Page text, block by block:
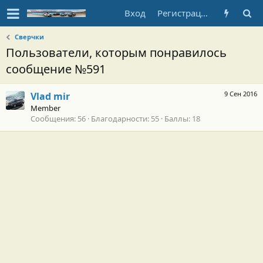
Вход Регистрация
Сверчки
Пользователи, которым понравилось
сообщение №591
9 Сен 2016
Vlad mir
Member
Сообщения 56 Благодарности 55 Баллы 18